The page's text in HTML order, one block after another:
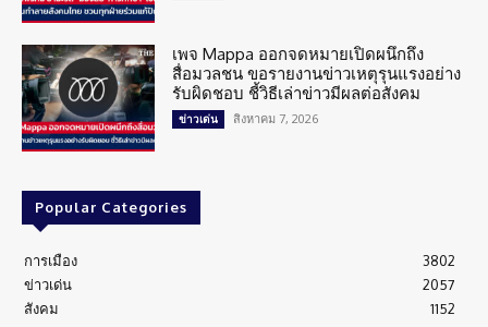
เพจ Mappa ออกจดหมายเปิดผนึกถึง
สื่อมวลชน ขอรายงานข่าวเหตุรุนแรงอย่าง
รับผิดชอบ ชี้วิธีเล่าข่าวมีผลต่อสังคม
ข่าวเด่น สิงหาคม 7, 2026
Popular Categories
การเมือง
3802
ข่าวเด่น
2057
สังคม
1152